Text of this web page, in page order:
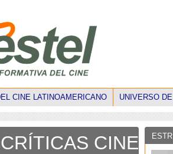
CINE LATINOAMERICANO UNIVERSO
CRÍTICAS CINE